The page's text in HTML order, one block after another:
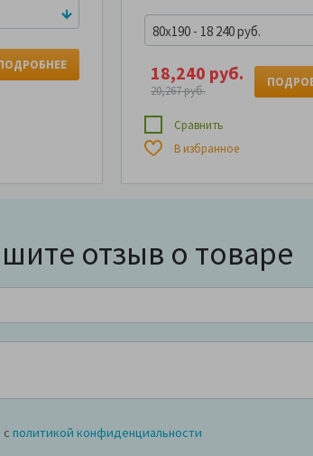
80x190 - 18 240 руб.
18,240 руб.
20,267 руб.
Сравнить
В избранное
отзыв о товаре
с политикой конфиденциальности